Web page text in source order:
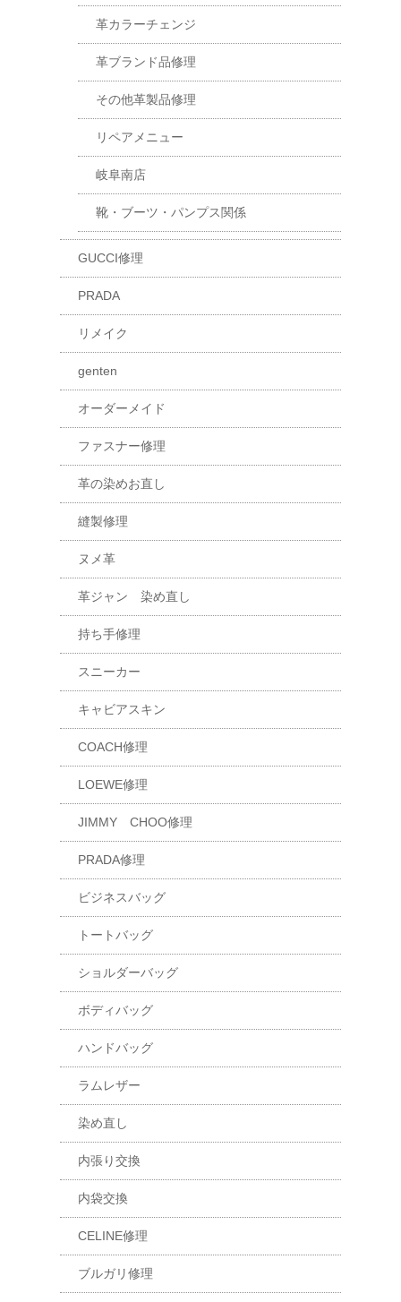
革カラーチェンジ
革ブランド品修理
その他革製品修理
リペアメニュー
岐阜南店
靴・ブーツ・パンプス関係
GUCCI修理
PRADA
リメイク
genten
オーダーメイド
ファスナー修理
革の染めお直し
縫製修理
ヌメ革
革ジャン 染め直し
持ち手修理
スニーカー
キャビアスキン
COACH修理
LOEWE修理
JIMMY CHOO修理
PRADA修理
ビジネスバッグ
トートバッグ
ショルダーバッグ
ボディバッグ
ハンドバッグ
ラムレザー
染め直し
内張り交換
内袋交換
CELINE修理
ブルガリ修理